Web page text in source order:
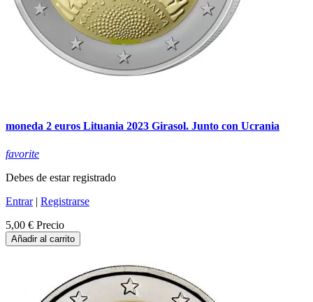
moneda 2 euros Lituania 2023 Girasol. Junto con Ucrania
favorite
Debes de estar registrado
Entrar| Registrarse
5,00 € Precio
Añadir al carrito